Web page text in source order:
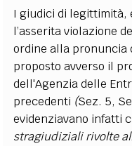
I giudici di legittimità,
l’asserita violazione
ordine alla pronuncia
proposto avverso il
dell'Agenzia delle
precedenti (Sez. 5,
evidenziavano infatti
stragiudiziali rivolte